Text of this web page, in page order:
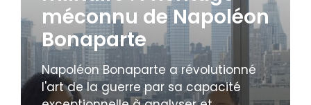
méconnu de Napoléon
Bonaparte
Napoléon Bonaparte a révolutionné
l'art de la guerre par sa capacité